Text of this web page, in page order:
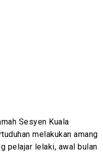
Sesyen Kuala
melakukan amang
pelajar lelaki, awal bulan